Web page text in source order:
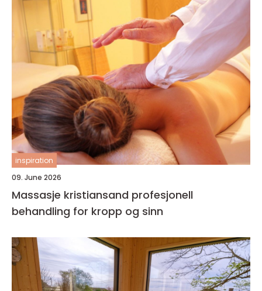
inspiration
09. June 2026
Massasje kristiansand profesjonell
behandling for kropp og sinn